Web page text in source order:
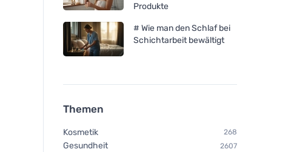
Produkte
# Wie man den Schlaf bei
Schichtarbeit bewältigt
Themen
Kosmetik 268
Gesundheit 2607